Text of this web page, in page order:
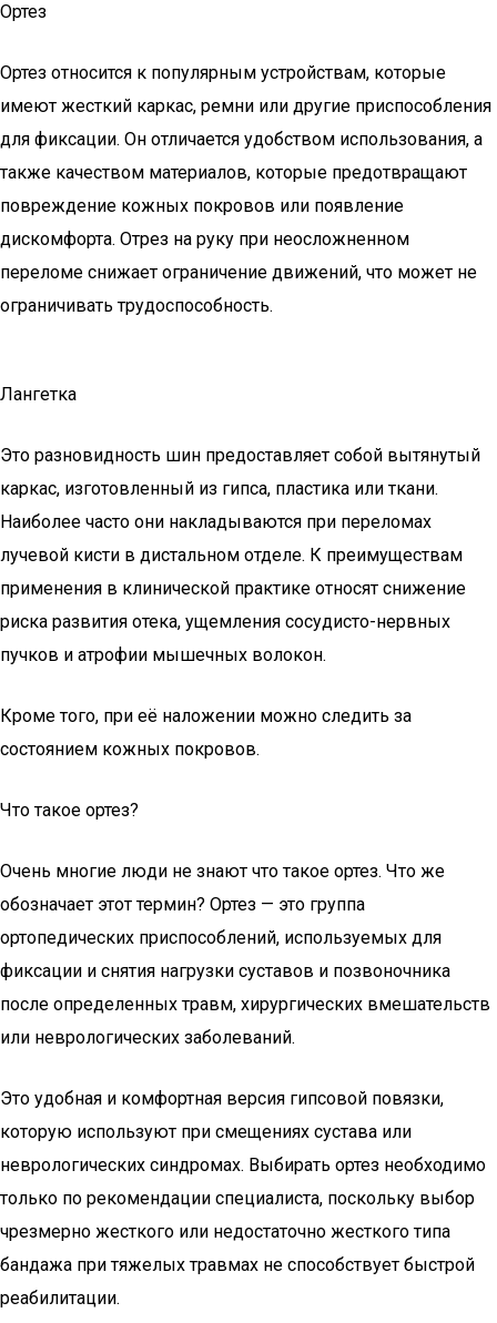
Ортез
Ортез относится к популярным устройствам, которые
имеют жесткий каркас, ремни или другие приспособления
для фиксации. Он отличается удобством использования, а
также качеством материалов, которые предотвращают
повреждение кожных покровов или появление
дискомфорта. Отрез на руку при неосложненном
переломе снижает ограничение движений, что может не
ограничивать трудоспособность.
Лангетка
Это разновидность шин предоставляет собой вытянутый
каркас, изготовленный из гипса, пластика или ткани.
Наиболее часто они накладываются при переломах
лучевой кисти в дистальном отделе. К преимуществам
применения в клинической практике относят снижение
риска развития отека, ущемления сосудисто-нервных
пучков и атрофии мышечных волокон.
Кроме того, при её наложении можно следить за
состоянием кожных покровов.
Что такое ортез?
Очень многие люди не знают что такое ортез. Что же
обозначает этот термин? Ортез — это группа
ортопедических приспособлений, используемых для
фиксации и снятия нагрузки суставов и позвоночника
после определенных травм, хирургических вмешательств
или неврологических заболеваний.
Это удобная и комфортная версия гипсовой повязки,
которую используют при смещениях сустава или
неврологических синдромах. Выбирать ортез необходимо
только по рекомендации специалиста, поскольку выбор
чрезмерно жесткого или недостаточно жесткого типа
бандажа при тяжелых травмах не способствует быстрой
реабилитации.